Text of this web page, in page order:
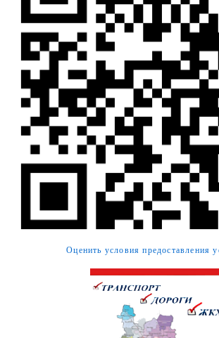
Оценить условия предоставления